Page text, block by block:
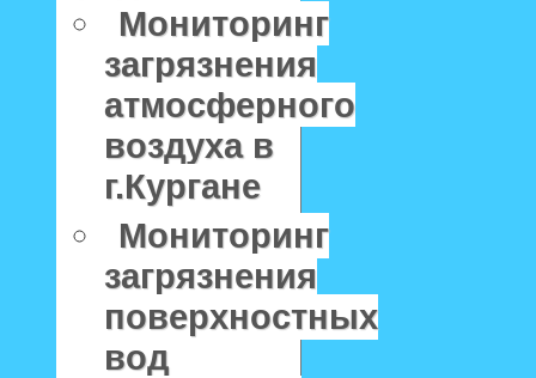
Мониторинг
загрязнения
атмосферного
воздуха в
г.Кургане
Мониторинг
загрязнения
поверхностных
вод